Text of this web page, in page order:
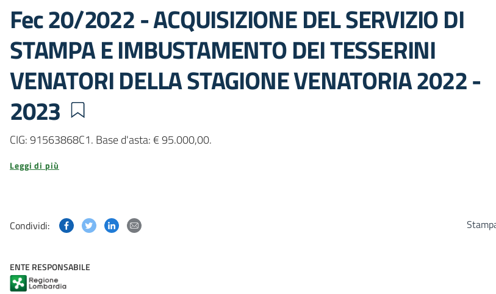
Fec 20/2022 - ACQUISIZIONE DEL SERVIZIO DI
STAMPA E IMBUSTAMENTO DEI TESSERINI
VENATORI DELLA STAGIONE VENATORIA 2022 -
2023
CIG: 91563868C1. Base d'asta: € 95.000,00.
Leggi di più
Condividi: Condividi questa pagina su Facebook
Condividi questa pagina su Twitter
Condividi questa pagina su Linkedin
ENTE RESPONSABILE